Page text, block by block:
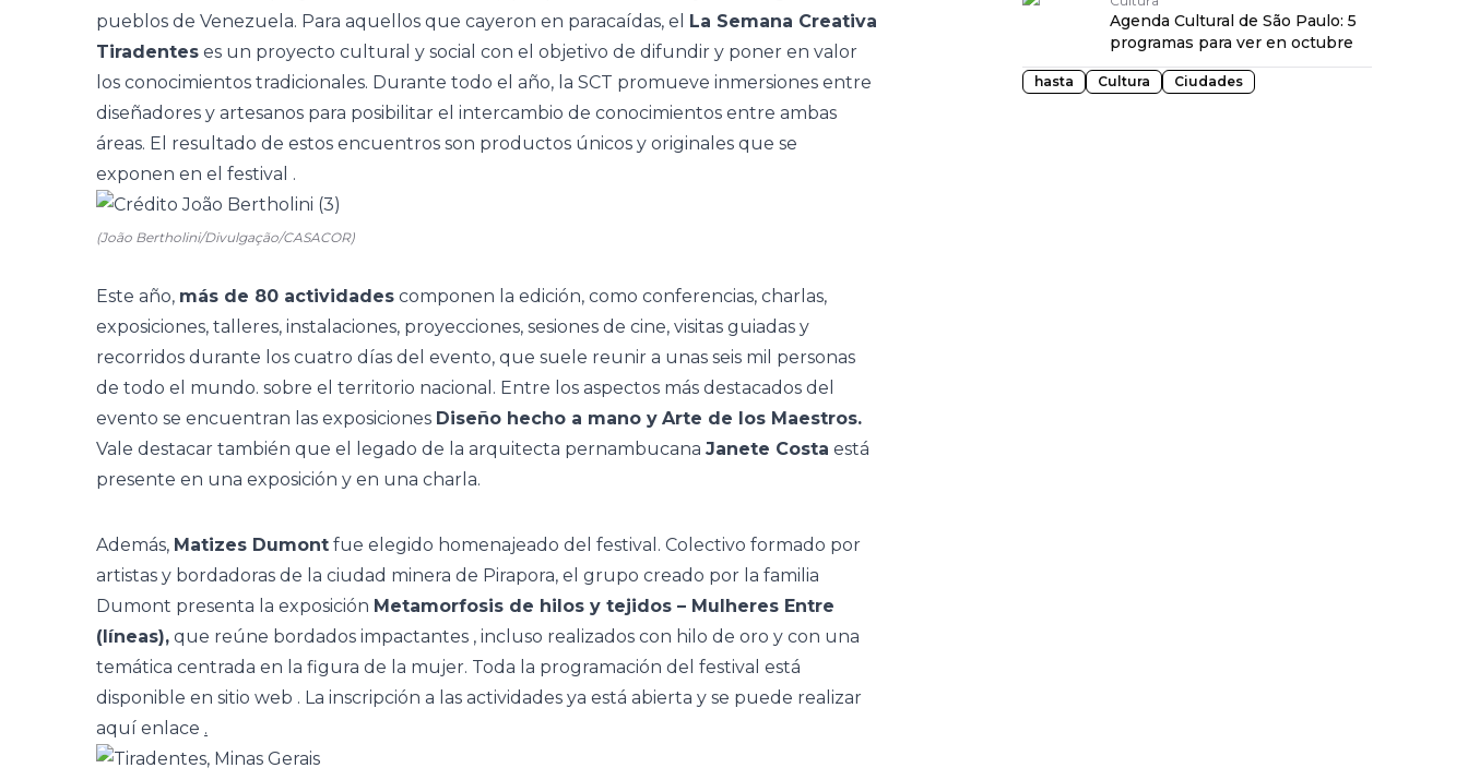
pueblos de Venezuela. Para aquellos que cayeron en paracaídas, el La Semana Creativa
Tiradentes es un proyecto cultural y social con el objetivo de difundir y poner en valor
los conocimientos tradicionales. Durante todo el año, la SCT promueve inmersiones entre
diseñadores y artesanos para posibilitar el intercambio de conocimientos entre ambas
áreas. El resultado de estos encuentros son productos únicos y originales que se
exponen en el festival .
(João Bertholini/Divulgação/CASACOR)
Este año, más de 80 actividades componen la edición, como conferencias, charlas,
exposiciones, talleres, instalaciones, proyecciones, sesiones de cine, visitas guiadas y
recorridos durante los cuatro días del evento, que suele reunir a unas seis mil personas
de todo el mundo. sobre el territorio nacional. Entre los aspectos más destacados del
evento se encuentran las exposiciones Diseño hecho a mano y Arte de los Maestros.
Vale destacar también que el legado de la arquitecta pernambucana Janete Costa está
presente en una exposición y en una charla.
Además, Matizes Dumont fue elegido homenajeado del festival. Colectivo formado por
artistas y bordadoras de la ciudad minera de Pirapora, el grupo creado por la familia
Dumont presenta la exposición Metamorfosis de hilos y tejidos – Mulheres Entre
(líneas), que reúne bordados impactantes , incluso realizados con hilo de oro y con una
temática centrada en la figura de la mujer. Toda la programación del festival está
disponible en sitio web . La inscripción a las actividades ya está abierta y se puede realizar
aquí enlace .
Agenda Cultural de São Paulo: 5
programas para ver en octubre
hasta Cultura Ciudades